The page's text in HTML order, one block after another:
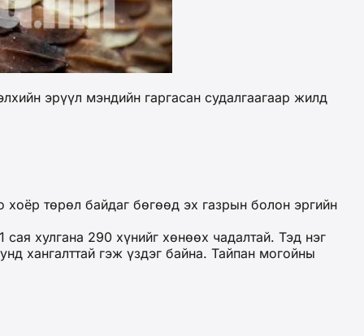
эрүүл мэндийн гаргасан судалгаагаар жилд
төрөл байдаг бөгөөд эх газрын болон эргийн
хулгана 290 хүнийг хөнөөх чадалтай. Тэд нэг
хангалттай гэж үздэг байна. Тайпан могойны